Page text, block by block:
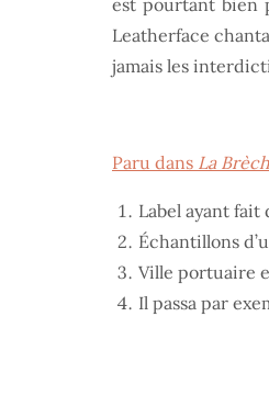
est pourtant bien
Leatherface
jamais les
Paru dans La
Label ayant fait
Échantillons
Ville portuaire
Il passa par